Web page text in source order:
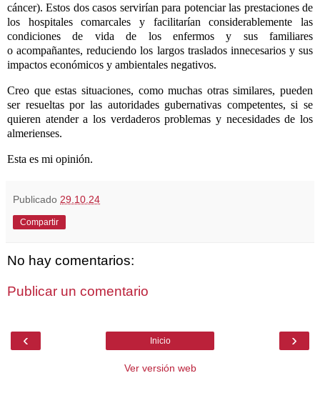
cáncer). Estos dos casos servirían para potenciar las prestaciones de
los hospitales comarcales y facilitaríanconsiderablemente las
condiciones de vida de los enfermos y sus familiares
oacompañantes, reduciendo los largos traslados innecesarios y sus
impactos económicos y ambientales negativos.
Creo que estas situaciones, como muchas otras similares, pueden
ser resueltas por las autoridades gubernativas competentes, si se
quieren atender a los verdaderos problemas y necesidades de los
almerienses.
Esta es mi opinión.
Publicado 29.10.24
Compartir
No hay comentarios:
Publicar un comentario
‹ ›
Inicio
Ver versión web